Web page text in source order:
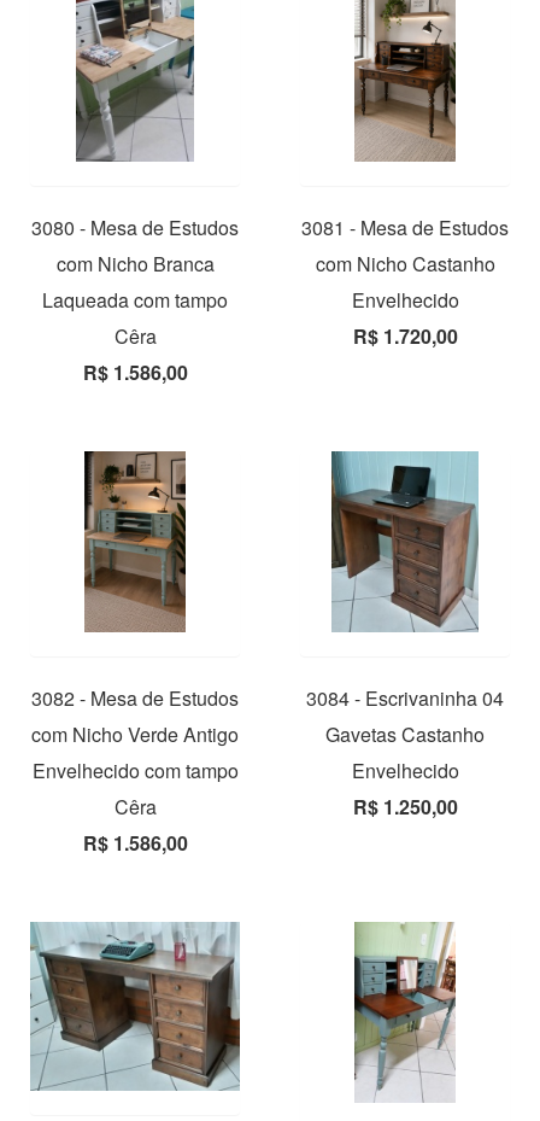
3080 - Mesa de Estudos
com Nicho Branca
Laqueada com tampo
Cêra
R$ 1.586,00
3081 - Mesa de Estudos
com Nicho Castanho
Envelhecido
R$ 1.720,00
3082 - Mesa de Estudos
com Nicho Verde Antigo
Envelhecido com tampo
Cêra
R$ 1.586,00
3084 - Escrivaninha 04
Gavetas Castanho
Envelhecido
R$ 1.250,00